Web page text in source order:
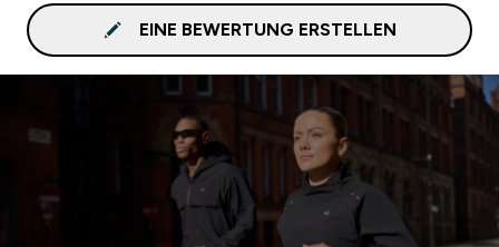
EINE BEWERTUNG ERSTELLEN